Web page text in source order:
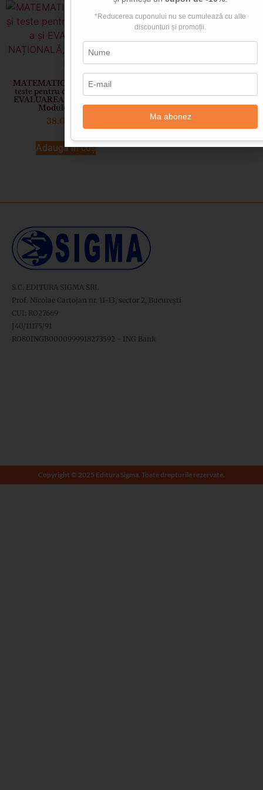
MATEMATICĂ, Probleme și
teste pentru clasa a VIII-a și
EVALUAREA NAȚIONALĂ,
Modulele I și II
38.00
Adaugă în coș
S.C. EDITURA SIGMA SRL
Prof. Nicolae Cartojan nr. 11-13, sector 2, București
CUI: RO27669
J40/11175/91
RO80INGB0000999918273592 - ING Bank
Copyright © 2025 Editura Sigma. Toate drepturile rezervate.
*Reducerea cuponului nu se cumulează cu alte
discounturi și promoții.
Ma abonez